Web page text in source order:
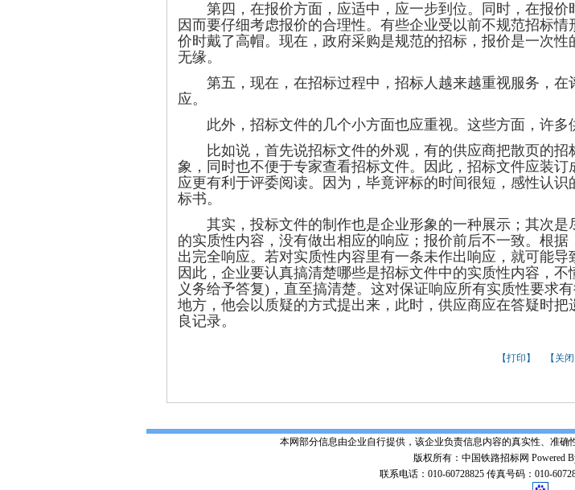
第四，在报价方面，应适中，应一步到位。同时，在报价
因而要仔细考虑报价的合理性。有些企业受以前不规范招标
价时戴了高帽。现在，政府采购是规范的招标，报价是一次
无缘。
第五，现在，在招标过程中，招标人越来越重视服务，在
应。
此外，招标文件的几个小方面也应重视。这些方面，许多
比如说，首先说招标文件的外观，有的供应商把散页的招
象，同时也不便于专家查看招标文件。因此，招标文件应装
应更有利于评委阅读。因为，毕竟评标的时间很短，感性认
标书。
其实，投标文件的制作也是企业形象的一种展示；其次是
的实质性内容，没有做出相应的响应；报价前后不一致。根
出完全响应。若对实质性内容里有一条未作出响应，就可能
因此，企业要认真搞清楚哪些是招标文件中的实质性内容，
义务给予答复)，直至搞清楚。这对保证响应所有实质性要求
地方，他会以质疑的方式提出来，此时，供应商应在答疑时
良记录。
【打印 】 【 关闭
本网部分信息由企业自行提供，该企业负责信息内容的真实性、准
版权所有：中国铁路招标网 Powered
联系电话：010-60728825 传真号码：010-